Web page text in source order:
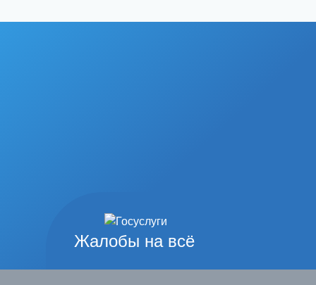
Жалобы на всё